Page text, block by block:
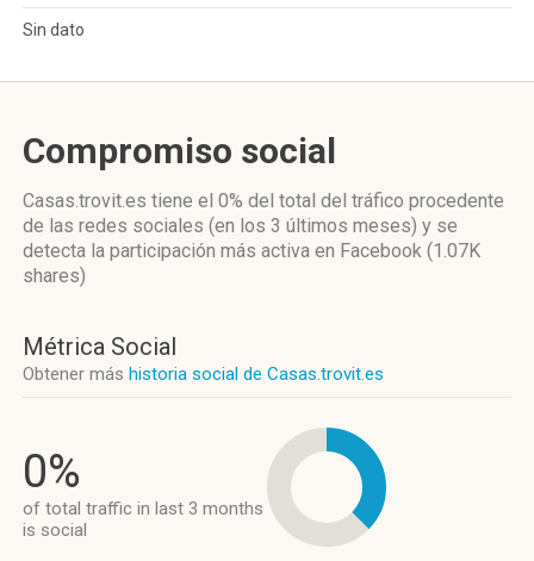
Sin dato
Compromiso social
Casas.trovit.es tiene el 0% del total del tráfico procedente
de las redes sociales (en los 3 últimos meses) y se
detecta la participación más activa en Facebook (1.07K
shares)
Métrica Social
Obtener más historia social de Casas.trovit.es
0%
of total traffic in last 3 months
is social